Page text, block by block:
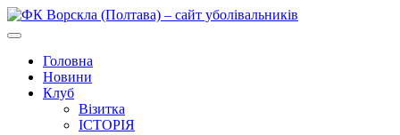
Головна
Новини
Клуб
Візитка
ІСТОРІЯ